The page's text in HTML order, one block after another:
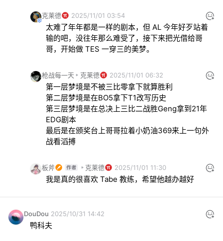
克莱德 2025/11/01 03:54
太难了年年都是一样的剧本，但 AL 今年好歹站着
输的吧，没往年那么难受了，接下来把光借给哥
哥，开始做 TES 一穿三的美梦。
枪战每一天 克莱德 2025/11/01 06:32
第一层梦境是不被三比零拿下就算胜利
第二层梦境是在BO5拿下T1改写历史
第三层梦境是在总决上三比二战胜Geng拿到21年
EDG剧本
最后是在颁奖台上哥哥拉着小奶油369来上一句外
战看滔搏
板斧 克莱德 2025/11/01 11:30
我是真的很喜欢 Tabe 教练，希望他越办越好
DouDou 2025/10/31 14:42
鸭科夫